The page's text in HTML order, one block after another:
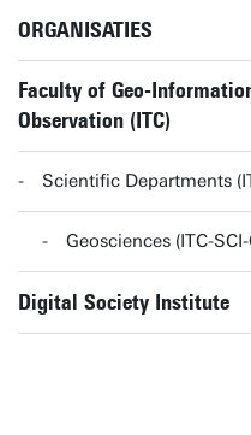
ORGANISATIES
Faculty of Geo-
Observation (ITC)
Scientific Departments
Geosciences (ITC-
Digital Society Institute